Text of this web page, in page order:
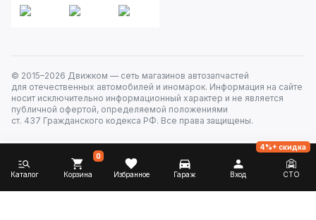
© 2015–2026 Движком — сеть магазинов автозапчастей
для отечественных автомобилей и иномарок. Информация на сайте
носит исключительно информационный характер и не является
публичной офертой, определяемой положениями
ст. 437 Гражданского кодекса РФ. Все права защищены.
Каталог Корзина
0
Избранное Гараж Вход СТО
4%+ скидка